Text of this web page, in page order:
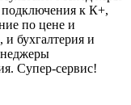
к К+,
по цене и
бухгалтерия и
Супер-сервис!